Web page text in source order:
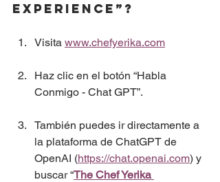
Experience”?
Visita www.chefyerika.com
Haz clic en el botón “Habla
Conmigo - Chat GPT”.
También puedes ir directamente a
la plataforma de ChatGPT de
OpenAI (https://chat.openai.com) y
buscar “The Chef Yerika